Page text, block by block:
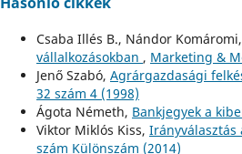
Csaba Illés B., Nándor
vállalkozásokban , Marketing &
Jenő Szabó, Agrárgazdasági
32 szám 4 (1998)
Ágota Németh, Bankjegyek a
Viktor Miklós Kiss, Irányválasztás
szám Különszám (2014)